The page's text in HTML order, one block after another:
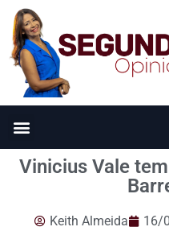
Vinicius Vale
Keith Almeida 16/